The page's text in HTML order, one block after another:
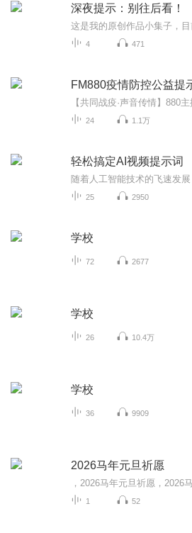
深夜提示：别往后看！
4 471
FM880疫情防控公益提
【共同战疫·声音传情】880
24 1.1万
轻松搞定AI视频提示词
25 2950
学校
72 2677
学校
26 10.4万
学校
36 9909
2026马年元旦祈愿
1 52